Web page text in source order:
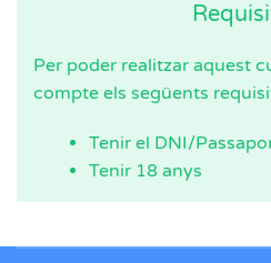
Per poder realitzar aquest
compte els següents
Tenir el DNI/
Tenir 18 anys